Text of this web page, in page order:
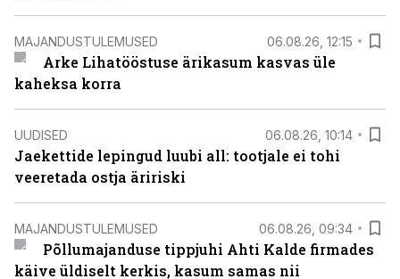
MAJANDUSTULEMUSED 06.08.26, 12:15
Arke Lihatööstuse ärikasum kasvas üle
kaheksa korra
UUDISED 06.08.26, 10:14
Jaekettide lepingud luubi all: tootjale ei tohi
veeretada ostja äririski
MAJANDUSTULEMUSED 06.08.26, 09:34
Põllumajanduse tippjuhi Ahti Kalde firmades
käive üldiselt kerkis, kasum samas nii